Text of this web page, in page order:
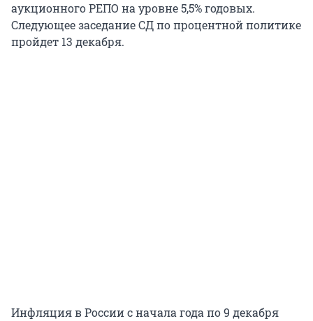
аукционного РЕПО на уровне 5,5% годовых.
Следующее заседание СД по процентной политике
пройдет 13 декабря.
Инфляция в России с начала года по 9 декабря